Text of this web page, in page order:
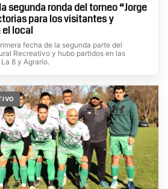
segunda ronda del torneo “Jorge
para los visitantes y
el local
fecha de la segunda parte del
Recreativo y hubo partidos en las
8 y Agrario.